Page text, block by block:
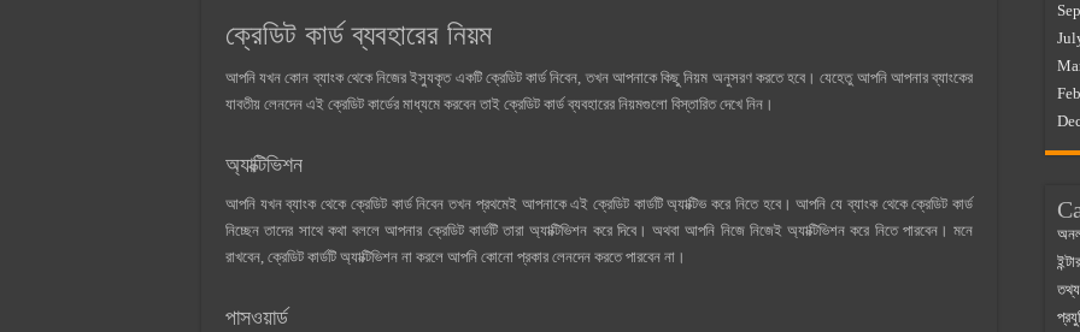
ক্রেডিট কার্ড ব্যবহারের নিয়ম
আপনি যখন কোন ব্যাংক থেকে নিজের ইস্যুকৃত একটি ক্রেডিট কার্ড নিবেন, তখন আপনাকে কিছু নিয়ম অনুসরণ করতে হবে। যেহেতু আপনি আপনার ব্যাংকের
যাবতীয় লেনদেন এই ক্রেডিট কার্ডের মাধ্যমে করবেন তাই ক্রেডিট কার্ড ব্যবহারের নিয়মগুলো বিস্তারিত দেখে নিন।
অ্যাক্টিভিশন
আপনি যখন ব্যাংক থেকে ক্রেডিট কার্ড নিবেন তখন প্রথমেই আপনাকে এই ক্রেডিট কার্ডটি অ্যাক্টিভ করে নিতে হবে। আপনি যে ব্যাংক থেকে ক্রেডিট কার্ড
নিচ্ছেন তাদের সাথে কথা বললে আপনার ক্রেডিট কার্ডটি তারা অ্যাক্টিভিশন করে দিবে। অথবা আপনি নিজে নিজেই অ্যাক্টিভিশন করে নিতে পারবেন। মনে
রাখবেন, ক্রেডিট কার্ডটি অ্যাক্টিভিশন না করলে আপনি কোনো প্রকার লেনদেন করতে পারবেন না।
পাসওয়ার্ড
তথ্য